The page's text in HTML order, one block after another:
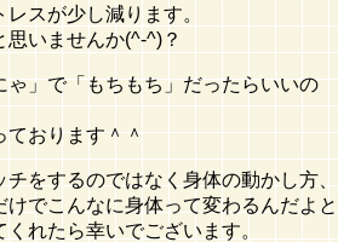
スが少し減ります。
いませんか(^-^)？
ゃ」で「もちもち」だったらいいの
ております＾＾
をするのではなく身体の動かし方、
でこんなに身体って変わるんだよと
れたら幸いでございます。